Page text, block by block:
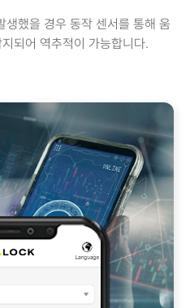
생했을 경우 동작 센서를 통해 움
되어 역추적이 가능합니다.